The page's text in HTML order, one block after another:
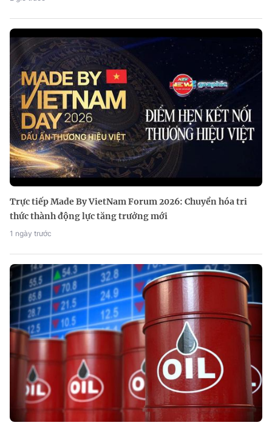
Trực tiếp Made By VietNam Forum 2026: Chuyển hóa tri
thức thành động lực tăng trưởng mới
1 ngày trước